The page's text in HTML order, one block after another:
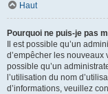
Haut
Pourquoi ne puis-je pas
Il est possible qu’un
d’empêcher les nouveaux
possible qu’un
l’utilisation du nom
d’informations, veuillez